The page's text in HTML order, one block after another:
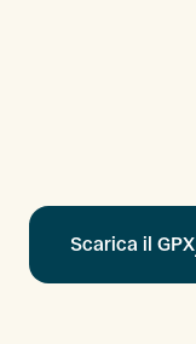
Scarica il GPX